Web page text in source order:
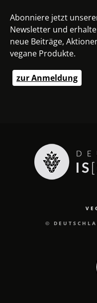
Abonniere jetzt
Newsletter und
neue Beiträge,
vegane Produkte.
zur Anmeldung
©